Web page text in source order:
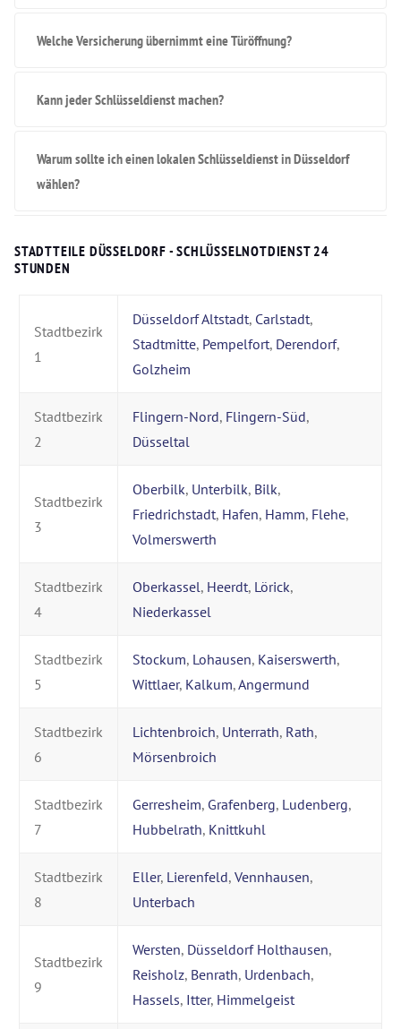
Welche Versicherung übernimmt eine Türöffnung?
Kann jeder Schlüsseldienst machen?
Warum sollte ich einen lokalen Schlüsseldienst in Düsseldorf
wählen?
STADTTEILE DÜSSELDORF - SCHLÜSSELNOTDIENST 24
STUNDEN
Stadtbezirk
1
Düsseldorf Altstadt, Carlstadt,
Stadtmitte, Pempelfort, Derendorf,
Golzheim
Stadtbezirk
2
Flingern-Nord, Flingern-Süd,
Düsseltal
Stadtbezirk
3
Oberbilk, Unterbilk, Bilk,
Friedrichstadt, Hafen, Hamm, Flehe,
Volmerswerth
Stadtbezirk
4
Oberkassel, Heerdt, Lörick,
Niederkassel
Stadtbezirk
5
Stockum, Lohausen, Kaiserswerth,
Wittlaer, Kalkum,Angermund
Stadtbezirk
6
Lichtenbroich, Unterrath, Rath,
Mörsenbroich
Stadtbezirk
7
Gerresheim, Grafenberg, Ludenberg,
Hubbelrath, Knittkuhl
Stadtbezirk
8
Eller, Lierenfeld, Vennhausen,
Unterbach
Stadtbezirk
9
Wersten, Düsseldorf Holthausen,
Reisholz, Benrath, Urdenbach,
Hassels, Itter, Himmelgeist